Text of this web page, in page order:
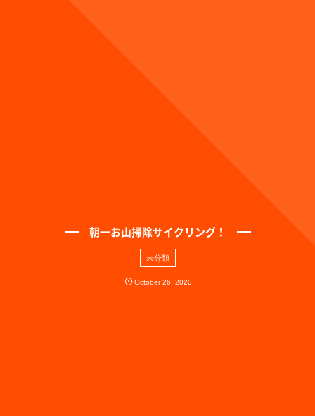
朝一お山掃除サイクリング！
未分類
October 26 ,2020